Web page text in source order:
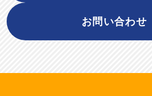
お問い合わせ